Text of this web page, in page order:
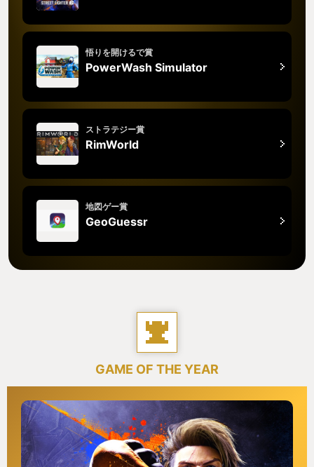
悟りを開けるで賞
PowerWash Simulator
ストラテジー賞
RimWorld
地図ゲー賞
GeoGuessr
GAME OF THE YEAR